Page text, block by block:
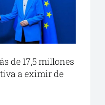
de 17,5 millones
a eximir de